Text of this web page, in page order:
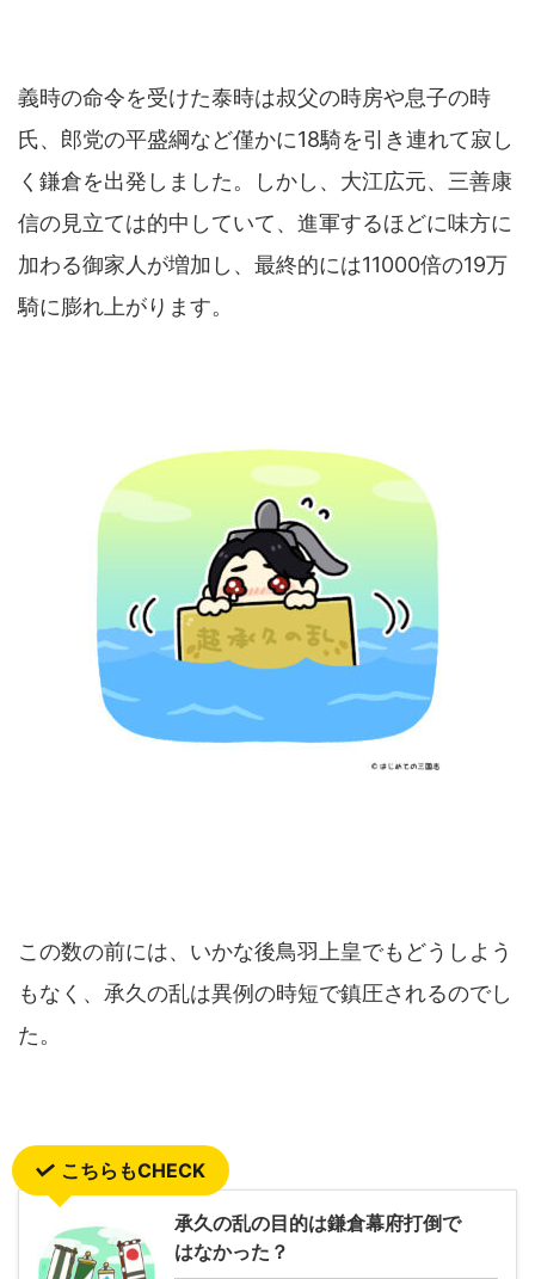
義時の命令を受けた泰時は叔父の時房や息子の時
氏、郎党の平盛綱など僅かに18騎を引き連れて寂し
く鎌倉を出発しました。しかし、大江広元、三善康
信の見立ては的中していて、進軍するほどに味方に
加わる御家人が増加し、最終的には11000倍の19万
騎に膨れ上がります。
この数の前には、いかな後鳥羽上皇でもどうしよう
もなく、承久の乱は異例の時短で鎮圧されるのでし
た。
こちらもCHECK
承久の乱の目的は鎌倉幕府打倒で
はなかった？